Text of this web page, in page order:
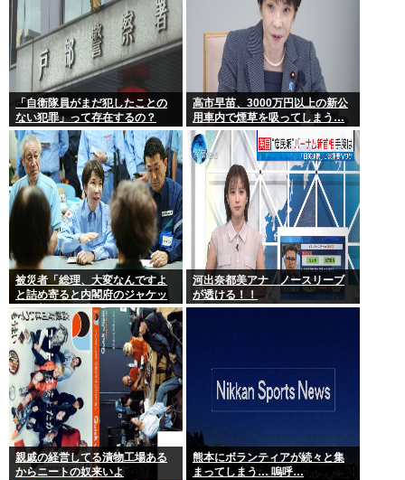
「自衛隊員がまだ犯したことの
ない犯罪」って存在するの？
高市早苗、3000万円以上の新公
用車内で煙草を吸ってしまう…
被災者「総理、大変なんですよ
と詰め寄ると内閣府のジャケッ
トを着た人に『静かに 』とすご
まれた」
河出奈都美アナ ノースリーブ
が透ける！！
親戚の経営してる漬物工場ある
からニートの奴来いよ
熊本にボランティアが続々と集
まってしまう… 嗚呼…